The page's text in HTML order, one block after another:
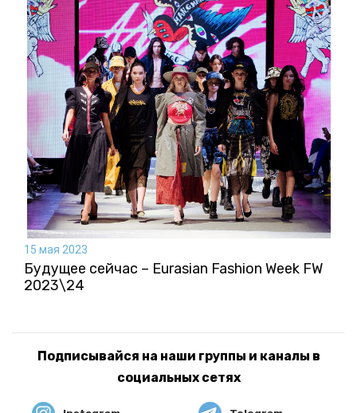
15 мая 2023
Будущее сейчас – Eurasian Fashion Week FW
2023\24
Подписывайся на наши группы и каналы в
социальных сетях